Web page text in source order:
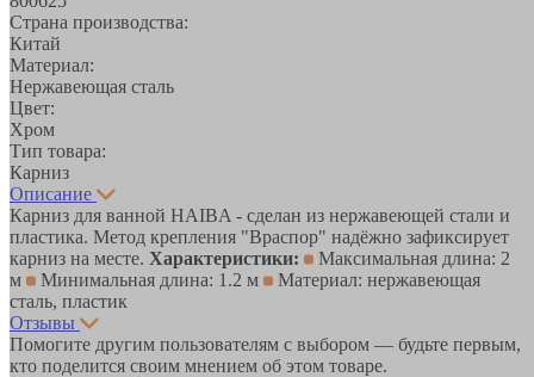
Страна производства:
Китай
Материал:
Нержавеющая сталь
Цвет:
Хром
Тип товара:
Карниз
Описание
Карниз для ванной HAIBA - сделан из нержавеющей стали и
пластика. Метод крепления "Враспор" надёжно зафиксирует
карниз на месте. Характеристики:
Максимальная длина: 2
м
Минимальная длина: 1.2 м
Материал: нержавеющая
сталь, пластик
Отзывы
Помогите другим пользователям с выбором — будьте первым,
кто поделится своим мнением об этом товаре.